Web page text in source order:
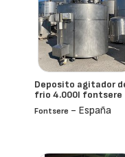
Deposito agitador
frio 4.000l fontsere
Fontsere - España